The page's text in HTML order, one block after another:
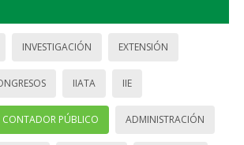
INVESTIGACIÓN EXTENSIÓN
IIATA IIE
CONTADOR PÚBLICO ADMINISTRACIÓN